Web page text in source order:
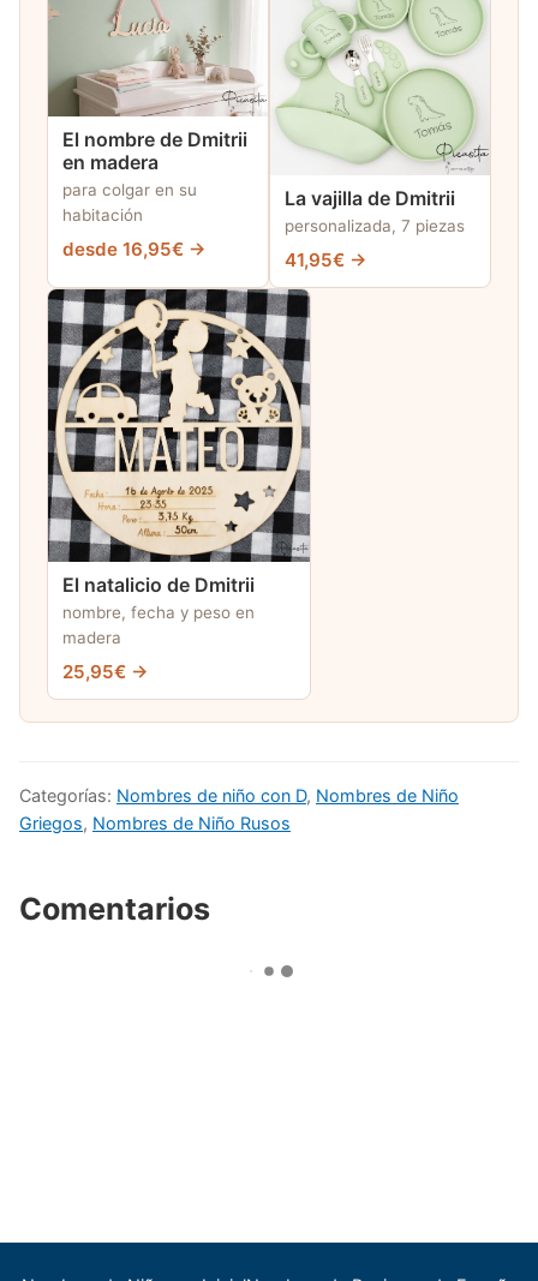
El nombre de Dmitrii
en madera
para colgar en su
habitación
desde 16,95€ →
La vajilla de Dmitrii
personalizada, 7 piezas
41,95€ →
El natalicio de Dmitrii
nombre, fecha y peso en
madera
25,95€ →
Categorías: Nombres de niño con D, Nombres de Niño
Griegos, Nombres de Niño Rusos
Comentarios